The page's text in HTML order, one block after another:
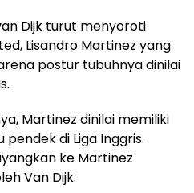
Dijk turut menyoroti
Lisandro Martinez yang
postur tubuhnya dinilai
Martinez dinilai memiliki
di Liga Inggris.
ke Martinez
Van Dijk.